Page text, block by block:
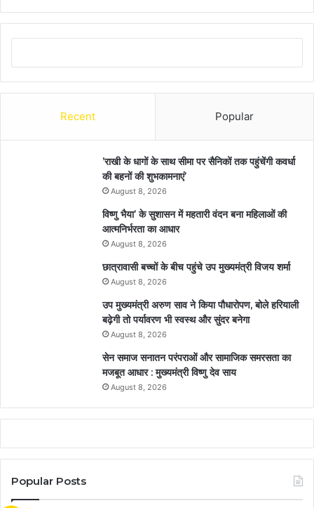
Recent Popular
’राखी के धागों के साथ सीमा पर सैनिकों तक पहुंचेंगी कवर्धा
की बहनों की शुभकामनाएं’
August 8, 2026
विष्णु भैया’ के सुशासन में महतारी वंदन बना महिलाओं की
आत्मनिर्भरता का आधार
August 8, 2026
छात्रावासी बच्चों के बीच पहुंचे उप मुख्यमंत्री विजय शर्मा
August 8, 2026
उप मुख्यमंत्री अरुण साव ने किया पौधारोपण, बोले हरियाली
बढ़ेगी तो पर्यावरण भी स्वस्थ और सुंदर बनेगा
August 8, 2026
सेन समाज सनातन परंपराओं और सामाजिक समरसता का
मजबूत आधार : मुख्यमंत्री विष्णु देव साय
August 8, 2026
Popular Posts